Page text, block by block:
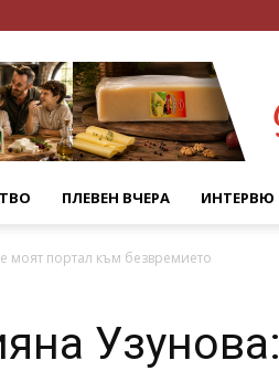
ПЛЕВЕН ВЧЕРА ИНТЕРВЮ
моят портал към безвремието
Узунова: